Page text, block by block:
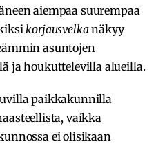
aiempaa suurempaa
korjausvelkanäkyy
asuntojen
ja houkuttelevilla alueilla.
paikkakunnilla
vaikka
ei olisikaan